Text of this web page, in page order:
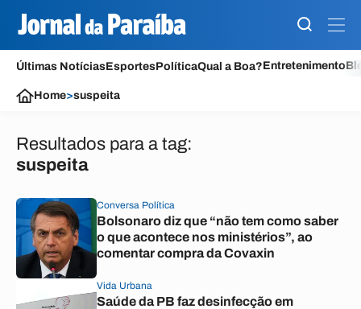
Últimas NotíciasEsportesPolíticaQual a Boa?Entretenimento
Home>suspeita
Resultados para a tag:
suspeita
Conversa Política
Bolsonaro diz que “não tem como saber
o que acontece nos ministérios”, ao
comentar compra da Covaxin
Vida Urbana
Saúde da PB faz desinfecção em